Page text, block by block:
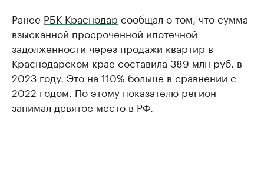
Ранее РБК Краснодар сообщал о том, что сумма
взысканной просроченной ипотечной
задолженности через продажи квартир в
Краснодарском крае составила 389 млн руб. в
2023 году. Это на 110% больше в сравнении с
2022 годом. По этому показателю регион
занимал девятое место в РФ.